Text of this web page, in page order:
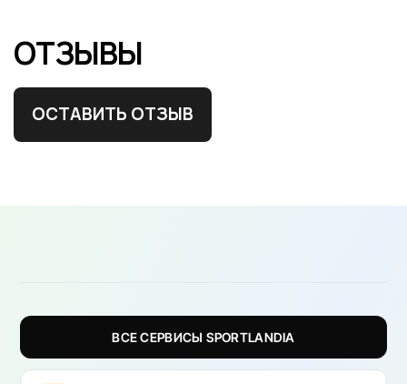
ОТЗЫВЫ
ОСТАВИТЬ ОТЗЫВ
ВСЕ СЕРВИСЫ SPORTLANDIA